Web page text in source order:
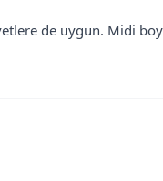
de uygun. Midi